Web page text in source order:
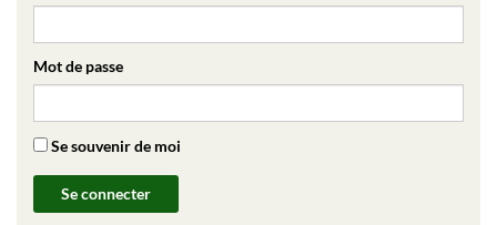
Mot de passe
Se souvenir de moi